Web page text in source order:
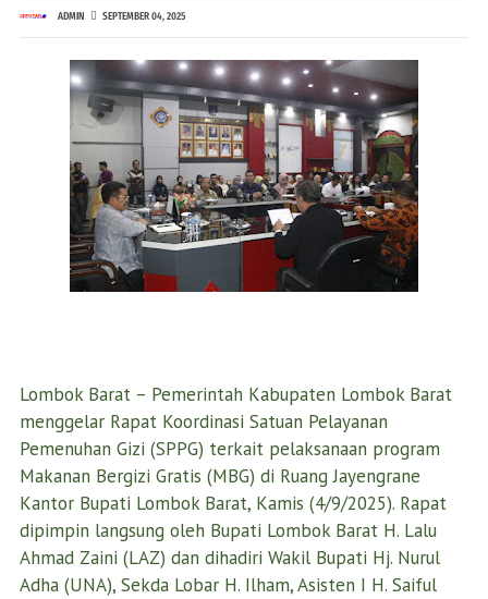
ADMIN SEPTEMBER 04, 2025
Lombok Barat – Pemerintah Kabupaten Lombok Barat
menggelar Rapat Koordinasi Satuan Pelayanan
Pemenuhan Gizi (SPPG) terkait pelaksanaan program
Makanan Bergizi Gratis (MBG) di Ruang Jayengrane
Kantor Bupati Lombok Barat, Kamis (4/9/2025). Rapat
dipimpin langsung oleh Bupati Lombok Barat H. Lalu
Ahmad Zaini (LAZ) dan dihadiri Wakil Bupati Hj. Nurul
Adha (UNA), Sekda Lobar H. Ilham, Asisten I H. Saiful